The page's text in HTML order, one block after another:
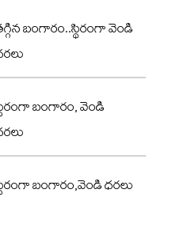
బంగారం..స్థిరంగా వెండి
బంగారం, వెండి
బంగారం,వెండి ధరలు